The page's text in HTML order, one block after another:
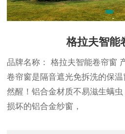
格拉夫智能
品牌名称： 格拉夫智能卷帘窗
卷帘窗是隔音遮光免拆洗的保
然醒！铝合金材质不易滋生螨
损坏的铝合金纱窗，